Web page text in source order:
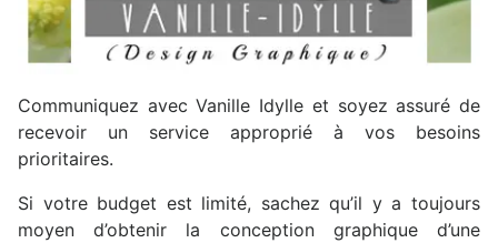
Communiquez avec Vanille Idylle et soyez assuré de
recevoir un service approprié à vos besoins
prioritaires.
Si votre budget est limité, sachez qu’il y a toujours
moyen d’obtenir la conception graphique d’une